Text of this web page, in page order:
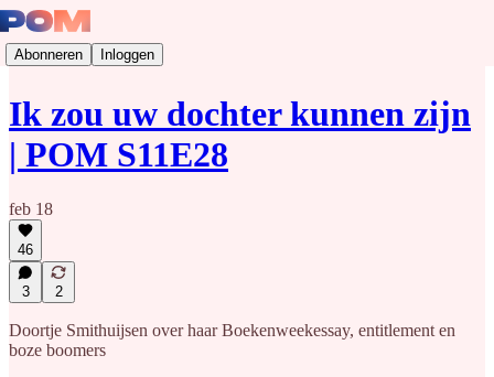
Abonneren Inloggen
Ik zou uw dochter kunnen zijn
| POM S11E28
feb 18
46
3 2
Doortje Smithuijsen over haar Boekenweekessay, entitlement en
boze boomers